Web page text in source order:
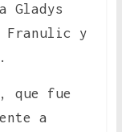
Gladys
Franulic y
que fue
a